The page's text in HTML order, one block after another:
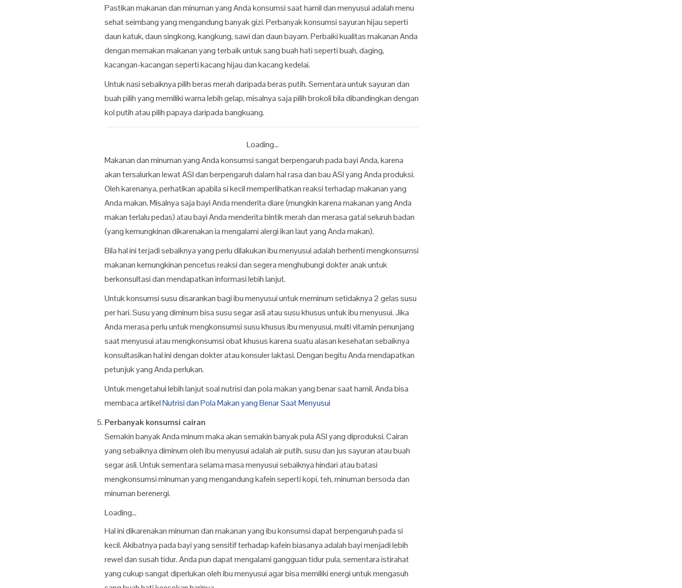
Pastikan makanan dan minuman yang Anda konsumsi saat hamil dan menyusui adalah menu
sehat seimbang yang mengandung banyak gizi. Perbanyak konsumsi sayuran hijau seperti
daun katuk, daun singkong, kangkung, sawi dan daun bayam. Perbaiki kualitas makanan Anda
dengan memakan makanan yang terbaik untuk sang buah hati seperti buah, daging,
kacangan-kacangan seperti kacang hijau dan kacang kedelai.
Untuk nasi sebaiknya pilih beras merah daripada beras putih. Sementara untuk sayuran dan
buah pilih yang memiliki warna lebih gelap, misalnya saja pilih brokoli bila dibandingkan dengan
kol putih atau pilih papaya daripada bangkuang.
Loading...
Makanan dan minuman yang Anda konsumsi sangat berpengaruh pada bayi Anda, karena
akan tersalurkan lewat ASI dan berpengaruh dalam hal rasa dan bau ASI yang Anda produksi.
Oleh karenanya, perhatikan apabila si kecil memperlihatkan reaksi terhadap makanan yang
Anda makan. Misalnya saja bayi Anda menderita diare (mungkin karena makanan yang Anda
makan terlalu pedas) atau bayi Anda menderita bintik merah dan merasa gatal seluruh badan
(yang kemungkinan dikarenakan ia mengalami alergi ikan laut yang Anda makan).
Bila hal ini terjadi sebaiknya yang perlu dilakukan ibu menyusui adalah berhenti mengkonsumsi
makanan kemungkinan pencetus reaksi dan segera menghubungi dokter anak untuk
berkonsultasi dan mendapatkan informasi lebih lanjut.
Untuk konsumsi susu disarankan bagi ibu menyusui untuk meminum setidaknya 2 gelas susu
per hari. Susu yang diminum bisa susu segar asli atau susu khusus untuk ibu menyusui. Jika
Anda merasa perlu untuk mengkonsumsi susu khusus ibu menyusui, multi vitamin penunjang
saat menyusui atau mengkonsumsi obat khusus karena suatu alasan kesehatan sebaiknya
konsultasikan hal ini dengan dokter atau konsuler laktasi. Dengan begitu Anda mendapatkan
petunjuk yang Anda perlukan.
Untuk mengetahui lebih lanjut soal nutrisi dan pola makan yang benar saat hamil, Anda bisa
membaca artikelNutrisi dan Pola Makan yang Benar Saat Menyusui
Perbanyak konsumsi cairan
Semakin banyak Anda minum maka akan semakin banyak pula ASI yang diproduksi. Cairan
yang sebaiknya diminum oleh ibu menyusui adalah air putih, susu dan jus sayuran atau buah
segar asli. Untuk sementara selama masa menyusui sebaiknya hindari atau batasi
mengkonsumsi minuman yang mengandung kafein seperti kopi, teh, minuman bersoda dan
minuman berenergi.
Loading...
Hal ini dikarenakan minuman dan makanan yang ibu konsumsi dapat berpengaruh pada si
kecil. Akibatnya pada bayi yang sensitif terhadap kafein biasanya adalah bayi menjadi lebih
rewel dan susah tidur. Anda pun dapat mengalami gangguan tidur pula, sementara istirahat
yang cukup sangat diperlukan oleh ibu menyusui agar bisa memiliki energi untuk mengasuh